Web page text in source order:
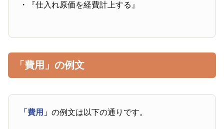
・『仕入れ原価を経費計上する』
「費用」の例文
「費用」の例文は以下の通りです。